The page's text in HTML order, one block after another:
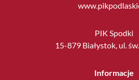
PIK Spodki
15-879 Białystok, ul.
Informacje